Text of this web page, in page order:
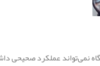
نمی‌تواند عملکرد صحیحی